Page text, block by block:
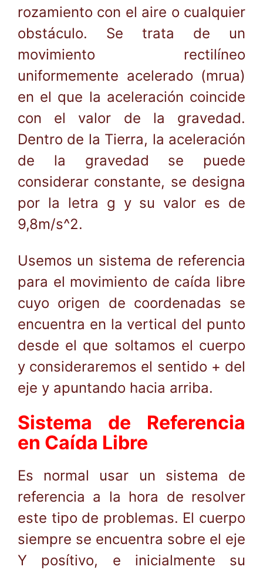
rozamiento con el aire o cualquier
obstáculo. Se trata de un
movimiento rectilíneo
uniformemente acelerado (mrua)
en el que la aceleración coincide
con el valor de la gravedad.
Dentro de la Tierra, la aceleración
de la gravedad se puede
considerar constante, se designa
por la letra g y su valor es de
9,8m/s^2.
Usemos un sistema de referencia
para el movimiento de caída libre
cuyo origen de coordenadas se
encuentra en la vertical del punto
desde el que soltamos el cuerpo
y consideraremos el sentido + del
eje y apuntando hacia arriba.
Sistema de Referencia
en Caída Libre
Es normal usar un sistema de
referencia a la hora de resolver
este tipo de problemas. El cuerpo
siempre se encuentra sobre el eje
Y posítivo, e inicialmente su